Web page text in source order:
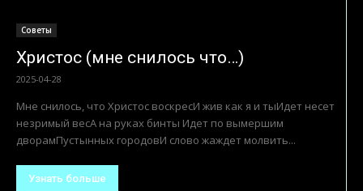
Советы
Христос (мне снилось что…)
2025-04-28
Мне снилось, что Христос воскресИ жив как я и тыИдет несет
незримый весА на руках бинты Идет по вымершим
дворамПустынных городовИ слово жаждет молвить...
Узнать больше